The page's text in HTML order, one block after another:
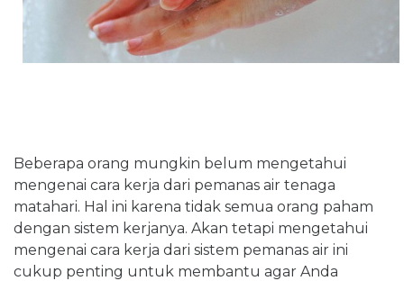
Beberapa orang mungkin belum mengetahui
mengenai cara kerja dari pemanas air tenaga
matahari. Hal ini karena tidak semua orang paham
dengan sistem kerjanya. Akan tetapi mengetahui
mengenai cara kerja dari sistem pemanas air ini
cukup penting untuk membantu agar Anda